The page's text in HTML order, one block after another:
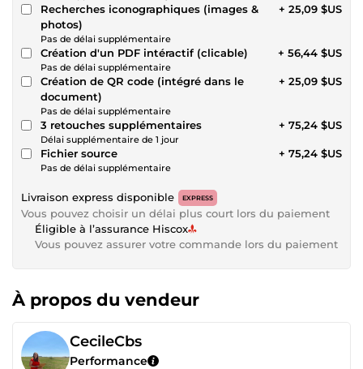
Recherches iconographiques (images &
photos)
Pas de délai supplémentaire
+ 25,09 $US
Création d'un PDF intéractif (clicable)
Pas de délai supplémentaire
+ 56,44 $US
Création de QR code (intégré dans le
document)
Pas de délai supplémentaire
+ 25,09 $US
3 retouches supplémentaires
Délai supplémentaire de 1 jour
+ 75,24 $US
Fichier source
Pas de délai supplémentaire
+ 75,24 $US
Livraison express disponible EXPRESS
Vous pouvez choisir un délai plus court lors du paiement
Éligible à l’assurance Hiscox
Vous pouvez assurer votre commande lors du paiement
À propos du vendeur
CecileCbs
Performance